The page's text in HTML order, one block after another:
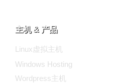
主机 & 产品
Linux虚拟主机
Windows Hosting
Wordpress主机